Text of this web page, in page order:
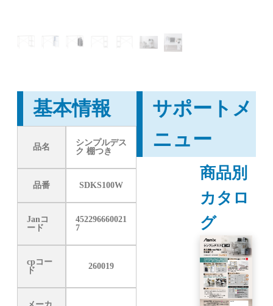
基本情報
品名
シンプルデス
ク 棚つき
品番 SDKS100W
Janコ
ード
452296660021
7
cpコー
ド
260019
サポートメ
ニュー
商品別
カタロ
グ